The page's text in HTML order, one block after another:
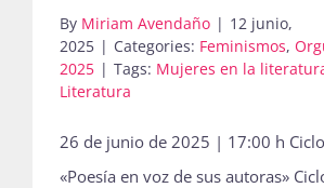
La Boletina
Blog
By Miriam Avendaño | 12 junio,
2025 | Categories: Feminismos,
2025 | Tags: Mujeres en la
Literatura
26 de junio de 2025 | 17:00 h
«Poesía en voz de sus autoras»